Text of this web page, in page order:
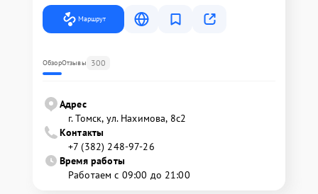
Маршрут
ОбзорОтзывы 300
Адрес
г. Томск, ул. Нахимова, 8с2
Контакты
+7 (382) 248-97-26
Время работы
Работаем с 09:00 до 21:00